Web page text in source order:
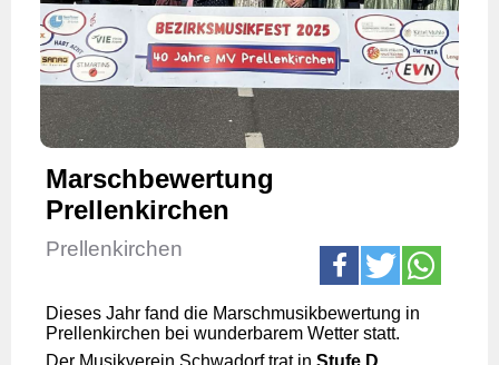
Marschbewertung
Prellenkirchen
Prellenkirchen
Dieses Jahr fand die Marschmusikbewertung in
Prellenkirchen bei wunderbarem Wetter statt.
Der Musikverein Schwadorf trat in Stufe D